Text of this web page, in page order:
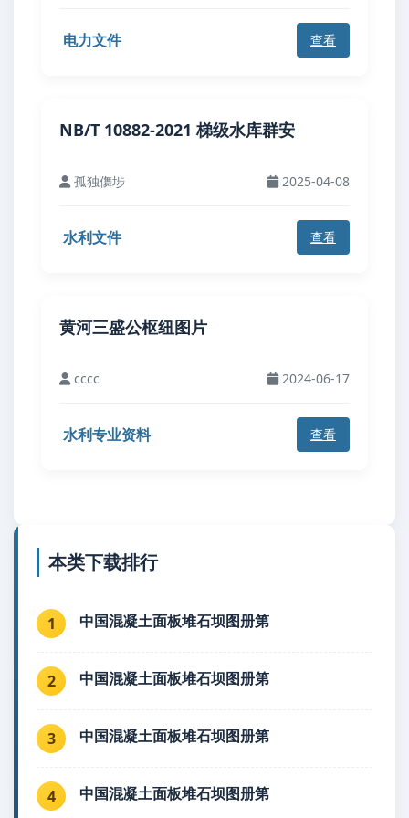
电力文件 查看
NB/T 10882-2021 梯级水库群安
孤独儛埗 2025-04-08
水利文件 查看
黄河三盛公枢纽图片
cccc 2024-06-17
水利专业资料 查看
本类下载排行
1 中国混凝土面板堆石坝图册第
2 中国混凝土面板堆石坝图册第
3 中国混凝土面板堆石坝图册第
4 中国混凝土面板堆石坝图册第